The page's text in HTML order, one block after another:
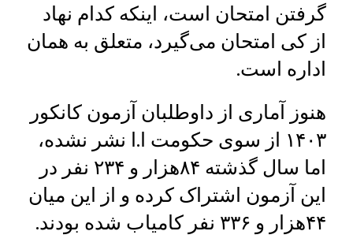
گرفتن امتحان است، اینکه کدام نهاد
از کی امتحان می‌گیرد، متعلق به همان
اداره است.
هنوز آماری از داوطلبان آزمون کانکور
۱۴۰۳ از سوی حکومت ا.ا نشر نشده،
اما سال گذشته ۸۴هزار و ۲۳۴ نفر در
این آزمون اشتراک کرده و از این میان
۴۴هزار و ۳۳۶ نفر کامیاب شده بودند.